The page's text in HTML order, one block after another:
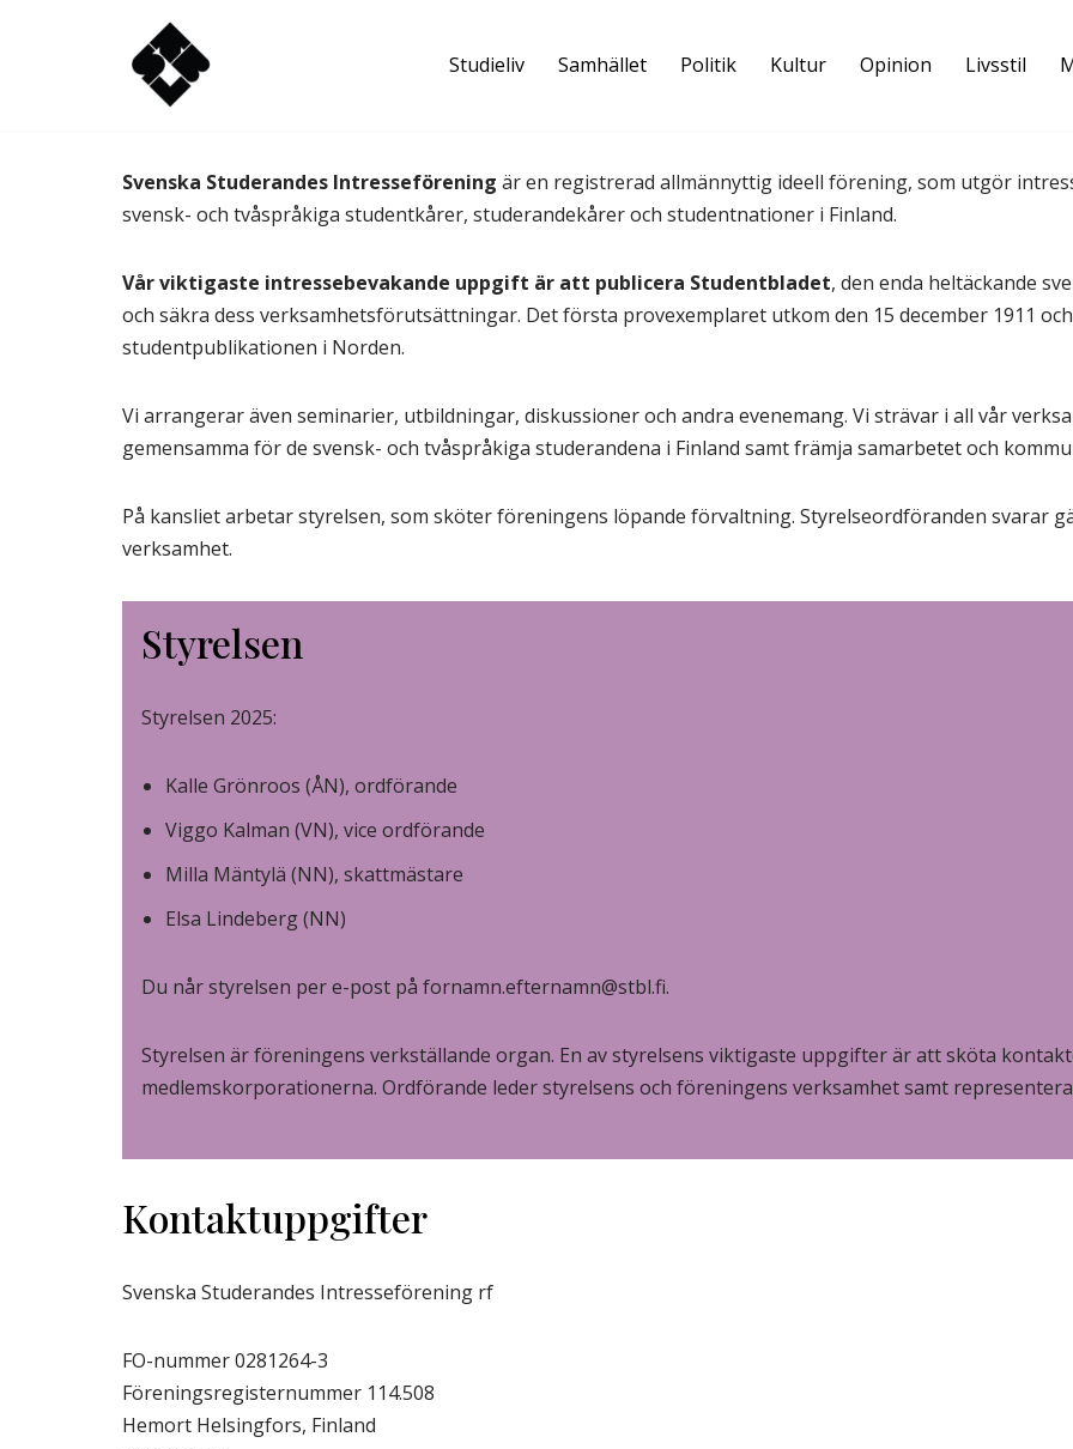
Studieliv Samhället Politik Kultur Opinion Livsstil
Svenska Studerandes Intresseförening är en registrerad allmännyttig ideell förening, som utgör
svensk- och tvåspråkiga studentkårer, studerandekårer och studentnationer i Finland.
Vår viktigaste intressebevakande uppgift är att publicera Studentbladet, den enda heltäckande
och säkra dess verksamhetsförutsättningar. Det första provexemplaret utkom den 15 december 1911
studentpublikationen i Norden.
Vi arrangerar även seminarier, utbildningar, diskussioner och andra evenemang. Vi strävar i all vår
gemensamma för de svensk- och tvåspråkiga studerandena i Finland samt främja samarbetet och
På kansliet arbetar styrelsen, som sköter föreningens löpande förvaltning. Styrelseordföranden svarar
verksamhet.
Styrelsen
Styrelsen 2025:
Kalle Grönroos (ÅN), ordförande
Viggo Kalman (VN), vice ordförande
Milla Mäntylä (NN), skattmästare
Elsa Lindeberg (NN)
Du når styrelsen per e-post på fornamn.efternamn@stbl.fi.
Styrelsen är föreningens verkställande organ. En av styrelsens viktigaste uppgifter är att sköta
medlemskorporationerna. Ordförande leder styrelsens och föreningens verksamhet samt
Kontaktuppgifter
Svenska Studerandes Intresseförening rf
FO-nummer 0281264-3
Föreningsregisternummer 114.508
Hemort Helsingfors, Finland